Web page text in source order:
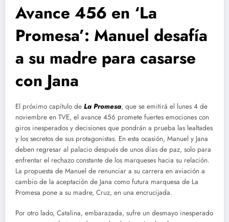
Avance 456 en ‘La
Promesa’: Manuel desafía
a su madre para casarse
con Jana
El próximo capítulo de La Promesa, que se emitirá el lunes 4 de
noviembre en TVE, el avance 456 promete fuertes emociones con
giros inesperados y decisiones que pondrán a prueba las lealtades
y los secretos de sus protagonistas. En esta ocasión, Manuel y Jana
deben regresar al palacio después de unos días de paz, solo para
enfrentar el rechazo constante de los marqueses hacia su relación.
La propuesta de Manuel de renunciar a su carrera en aviación a
cambio de la aceptación de Jana como futura marquesa de La
Promesa pone a su madre, Cruz, en una encrucijada.
Por otro lado, Catalina, embarazada, sufre un desmayo inesperado